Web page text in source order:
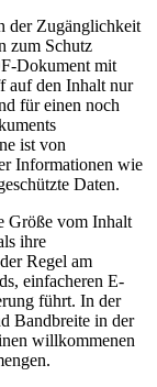
der Zugänglichkeit
zum Schutz
Dokument mit
auf den Inhalt nur
für einen noch
ist von
Informationen wie
Daten.
Größe vom Inhalt
ihre
Regel am
einfacheren E-
führt. In der
Bandbreite in der
willkommenen